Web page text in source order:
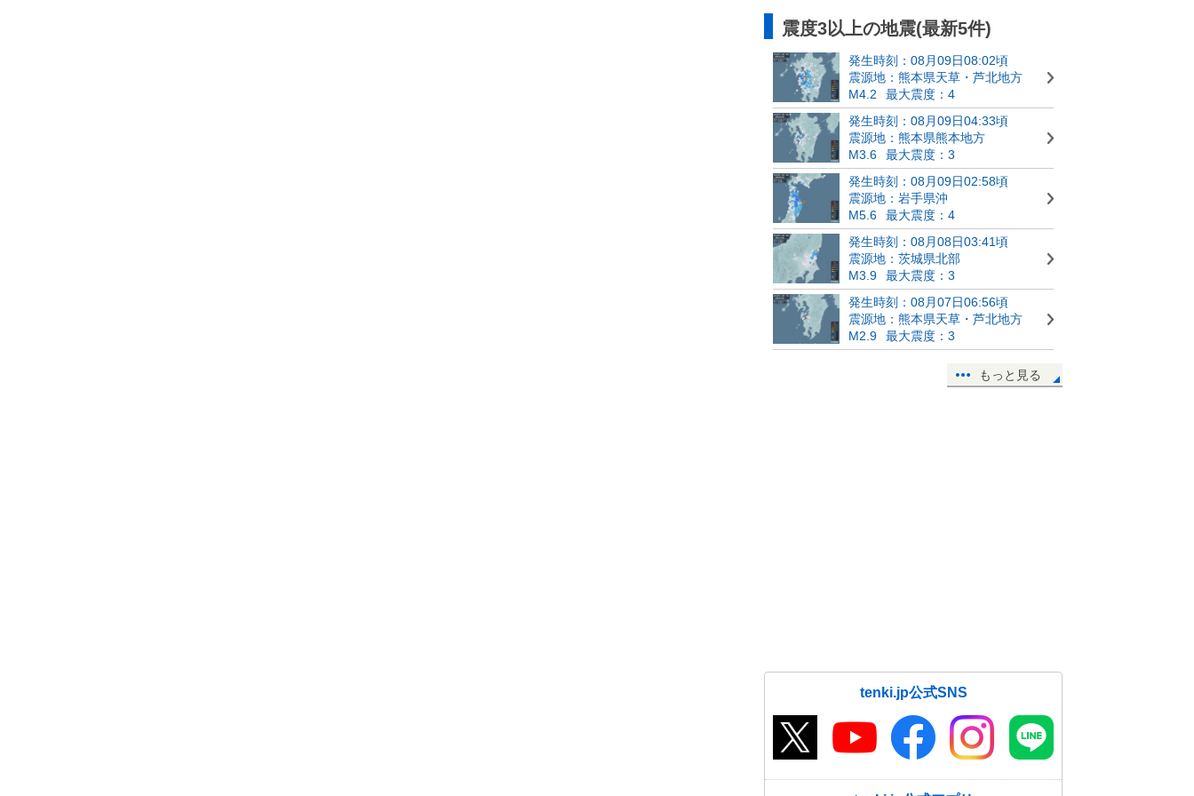
震度3以上の地震(最新5件)
発生時刻：08月09日08:02頃
震源地：熊本県天草・芦北地方
M4.2
最大震度：4
発生時刻：08月09日04:33頃
震源地：熊本県熊本地方
M3.6
最大震度：3
発生時刻：08月09日02:58頃
震源地：岩手県沖
M5.6
最大震度：4
発生時刻：08月08日03:41頃
震源地：茨城県北部
M3.9
最大震度：3
発生時刻：08月07日06:56頃
震源地：熊本県天草・芦北地方
M2.9
最大震度：3
もっと見る
tenki.jp公式SNS